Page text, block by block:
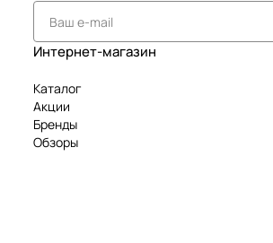
Интернет-магазин
Каталог
Акции
Бренды
Обзоры